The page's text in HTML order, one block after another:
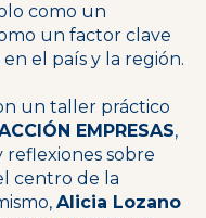
como un
un factor clave
el país y la región.
un taller práctico
EMPRESAS,
reflexiones sobre
centro de la
Alicia Lozano